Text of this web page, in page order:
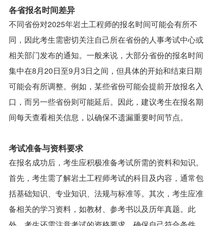
各省报名时间差异
不同省份对2025年岩土工程师的报名时间可能会有所不
同，因此考生需密切关注自己所在省份的人事考试中心或
相关部门发布的通知。一般来说，大部分省份的报名时间
集中在8月20日至9月3日之间，但具体的开始和结束日期
可能会有所调整。例如，某些省份可能会提前开放报名入
口，而另一些省份则可能延后。因此，建议考生在报名期
间每天查看相关信息，以确保不遗漏重要时间节点。
考试准备与资料要求
在报名成功后，考生应积极准备考试所需的资料和知识。
首先，考生需了解岩土工程师考试的科目及内容，通常包
括基础知识、专业知识、法规与标准等。其次，考生应准
备相关的学习资料，如教材、参考书以及历年真题。此